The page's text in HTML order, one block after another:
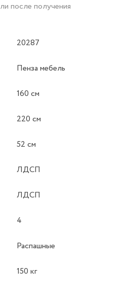
после получения
20287
Пенза мебель
160 см
220 см
52 см
ЛДСП
ЛДСП
4
Распашные
150 кг